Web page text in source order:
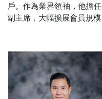
戶。作為業界領袖，他擔
副主席，大幅擴展會員規模